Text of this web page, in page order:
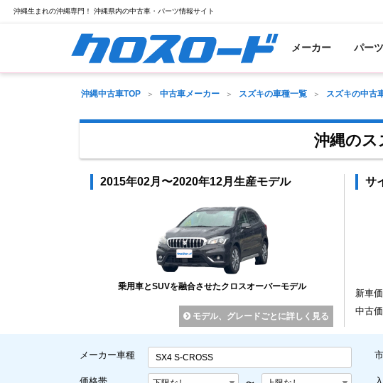
沖縄生まれの沖縄専門！ 沖縄県内の中古車・パーツ情報サイト
メーカー パーツ
沖縄中古車TOP 中古車メーカー スズキの車種一覧 スズキの中古
沖縄のス
2015年02月〜2020年12月生産モデル
乗用車とSUVを融合させたクロスオーバーモデル
モデル、グレードごとに詳しく見る
サ
新車
中古
メーカー車種 SX4 S-CROSS